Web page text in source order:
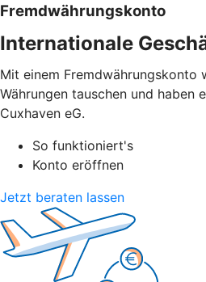
Fremdwährungskonto
Internationale
Mit einem Fremdwährungskonto
Währungen tauschen und haben
Cuxhaven eG.
So funktioniert's
Konto eröffnen
Jetzt beraten lassen